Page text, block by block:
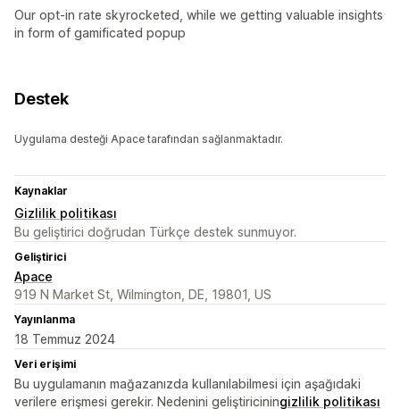
Our opt-in rate skyrocketed, while we getting valuable insights
in form of gamificated popup
Destek
Uygulama desteği Apace tarafından sağlanmaktadır.
Kaynaklar
Gizlilik politikası
Bu geliştirici doğrudan Türkçe destek sunmuyor.
Geliştirici
Apace
919 N Market St, Wilmington, DE, 19801, US
Yayınlanma
18 Temmuz 2024
Veri erişimi
Bu uygulamanın mağazanızda kullanılabilmesi için aşağıdaki
verilere erişmesi gerekir. Nedenini geliştiriciningizlilik politikası